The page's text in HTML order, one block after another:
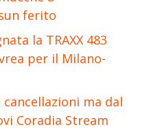
ferito
la TRAXX 483
per il Milano-
ma dal
Coradia Stream